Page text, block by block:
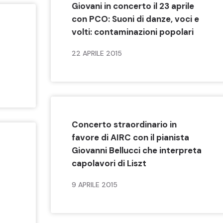
Giovani in concerto il 23 aprile
con PCO: Suoni di danze, voci e
volti: contaminazioni popolari
22 APRILE 2015
Concerto straordinario in
favore di AIRC con il pianista
Giovanni Bellucci che interpreta
capolavori di Liszt
9 APRILE 2015